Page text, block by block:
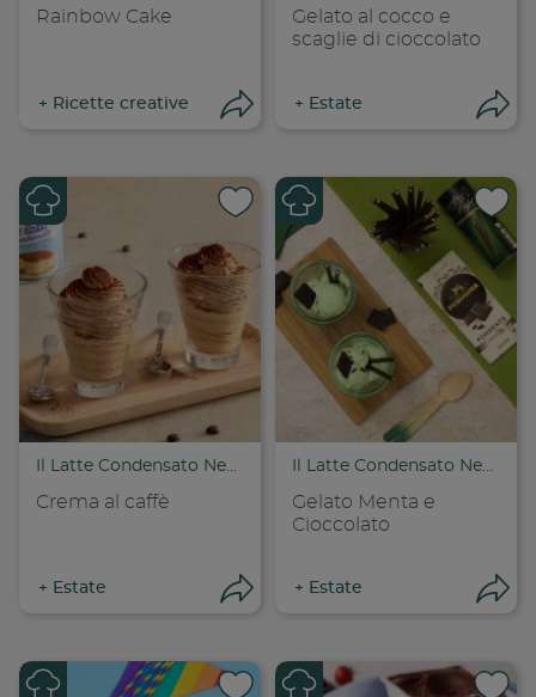
Rainbow Cake
+ Ricette creative
Condividi su
Copia link
Gelato al cocco e
scaglie di cioccolato
+ Estate
Il Latte Condensato Nestlé
Crema al caffè
+ Estate
Il Latte Condensato Nestlé
Gelato Menta e
Cioccolato
+ Estate